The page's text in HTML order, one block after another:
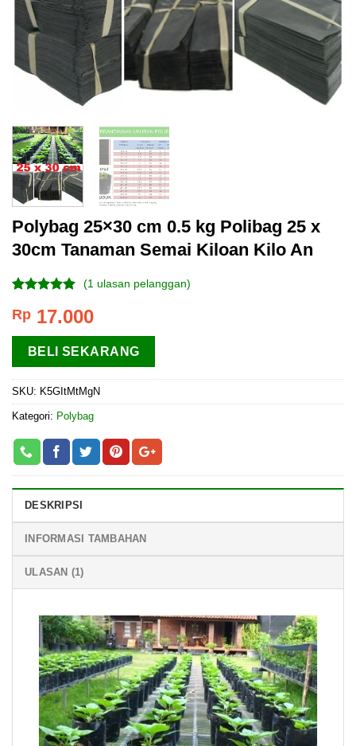
Polybag 25×30 cm 0.5 kg Polibag 25 x
30cm Tanaman Semai Kiloan Kilo An
5.00 dari 5
berdasarkan
penilaian
pelanggan
(1 ulasan pelanggan)
Rp 17.000
BELI SEKARANG
SKU: K5GItMtMgN
Kategori: Polybag
DESKRIPSI
INFORMASI TAMBAHAN
ULASAN (1)